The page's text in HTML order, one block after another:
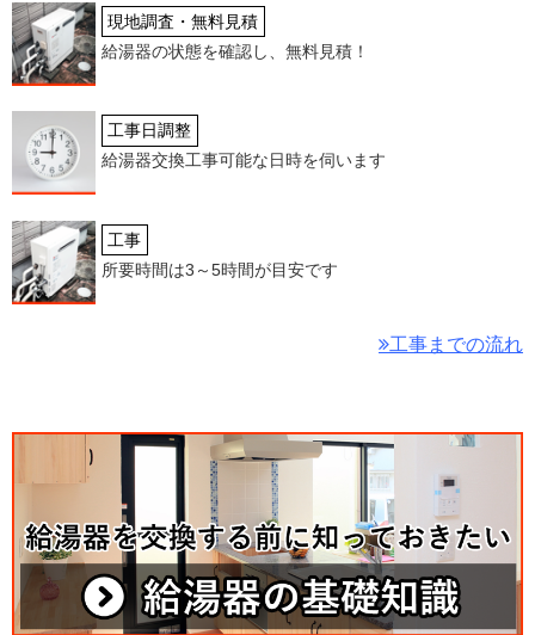
現地調査・無料見積
給湯器の状態を確認し、無料見積！
工事日調整
給湯器交換工事可能な日時を伺います
工事
所要時間は3～5時間が目安です
工事までの流れ